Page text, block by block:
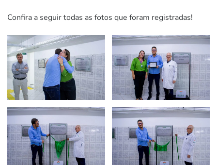
Confira a seguir todas as fotos que foram registradas!